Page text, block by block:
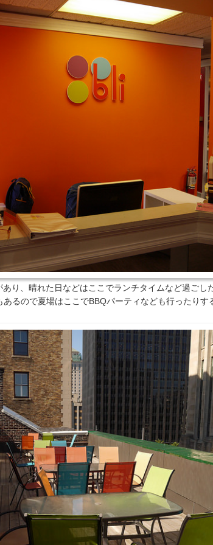
り、晴れた日などはここでランチタイムなど過ごし
あるので夏場はここでBBQパーティなども行ったりす